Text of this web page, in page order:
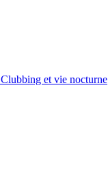
Clubbing et vie nocturne